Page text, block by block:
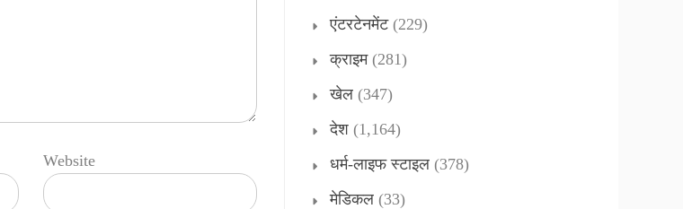
Website
एंटरटेनमेंट(229)
क्राइम(281)
खेल (347)
देश (1,164)
धर्म-लाइफ स्टाइल (378)
मेडिकल (33)